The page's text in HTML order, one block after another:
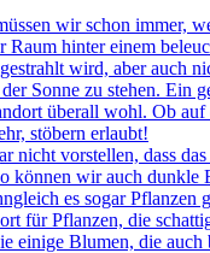
wir schon immer,
hinter einem
wird, aber auch
Sonne zu stehen. Ein
überall wohl. Ob
stöbern erlaubt!
vorstellen, dass
können wir auch
es sogar
für Pflanzen, die
einige Blumen, die